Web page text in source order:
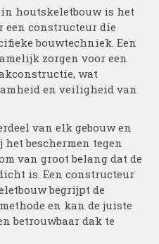
houtskeletbouw is het
een constructeur die
bouwtechniek. Een
zorgen voor een
wat
en veiligheid van
van elk gebouw en
beschermen tegen
van groot belang dat de
is. Een constructeur
begrijpt de
en kan de juiste
betrouwbaar dak te